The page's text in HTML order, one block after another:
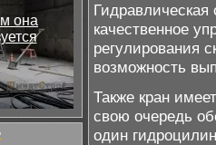
она
Гидравлическая
качественное
регулирования
возможность
Также кран
свою очередь
один